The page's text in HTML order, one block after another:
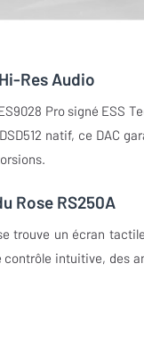
Res Audio
Pro signé ESS
natif, ce DAC
Rose RS250A
trouve un écran
intuitive, des